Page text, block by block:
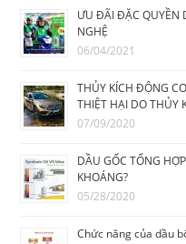
ƯU ĐÃI ĐẶC QUYỀN
NGHỆ
06/04/2021
THỦY KÍCH ĐỘNG
THIỆT HẠI DO THỦY
07/09/2020
DẦU GỐC TỔNG
KHOÁNG?
05/28/2020
Chức năng của dầu